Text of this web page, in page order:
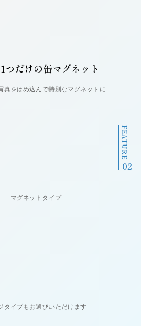
つだけの缶マグネット
真をはめ込んで特別なマグネットに
FEATURE
マグネットタイプ
タイプもお選びいただけます